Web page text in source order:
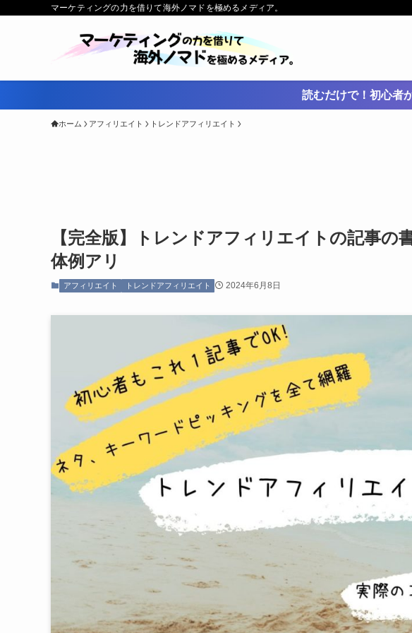
マーケティングの力を借りて海外ノマドを極めるメディア。
読むだけで！初心者
ホーム アフィリエイト トレンドアフィリエイト
【完全版】トレンドアフィリエイトの記事の
体例アリ
アフィリエイト トレンドアフィリエイト 2024年6月8日